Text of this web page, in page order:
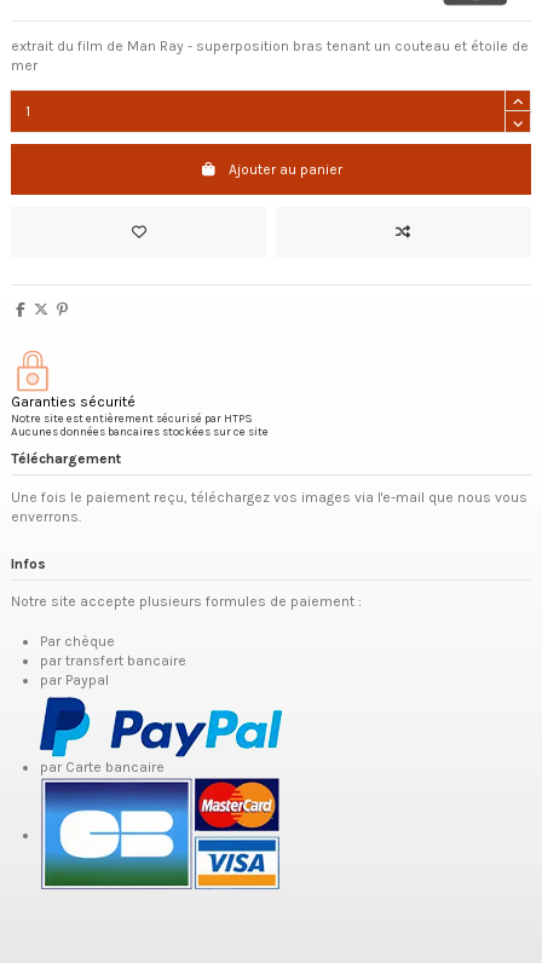
extrait du film de Man Ray - superposition bras tenant un couteau et étoile de
mer
Ajouter au panier
Garanties sécurité
Notre site est entièrement sécurisé par HTPS
Aucunes données bancaires stockées sur ce site
Téléchargement
Une fois le paiement reçu, téléchargez vos images via l'e-mail que nous vous
enverrons.
Infos
Notre site accepte plusieurs formules de paiement :
Par chèque
par transfert bancaire
par Paypal
par Carte bancaire